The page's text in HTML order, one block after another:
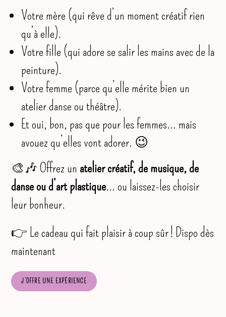
Votre mère (qui rêve d’un moment créatif rien
qu’à elle).
Votre fille (qui adore se salir les mains avec de la
peinture).
Votre femme (parce qu’elle mérite bien un
atelier danse ou théâtre).
Et oui, bon, pas que pour les femmes… mais
avouez qu’elles vont adorer. 😉
🎨🎶 Offrez unatelier créatif, de musique, de
danse ou d’art plastique… ou laissez-les choisir
leur bonheur.
👉 Le cadeau qui fait plaisir à coup sûr ! Dispo dès
maintenant
J’OFFRE UNE EXPÉRIENCE